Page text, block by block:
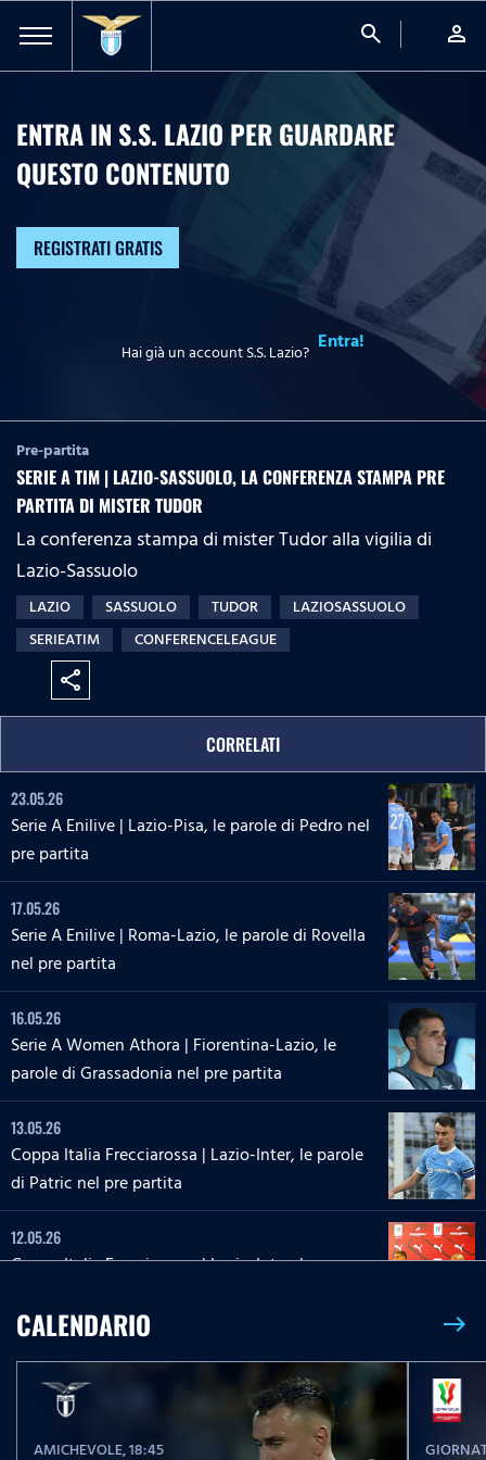
search person
ENTRA IN S.S. LAZIO PER GUARDARE
QUESTO CONTENUTO
REGISTRATI GRATIS
Hai già un account S.S. Lazio? Entra!
Pre-partita
SERIE A TIM | LAZIO-SASSUOLO, LA CONFERENZA STAMPA PRE
PARTITA DI MISTER TUDOR
La conferenza stampa di mister Tudor alla vigilia di
Lazio-Sassuolo
LAZIO SASSUOLO TUDOR
LAZIOSASSUOLO
SERIEATIM
CONFERENCELEAGUE
share
CORRELATI
23.05.26
Serie A Enilive | Lazio-Pisa, le parole di Pedro nel
pre partita
17.05.26
Serie A Enilive | Roma-Lazio, le parole di Rovella
nel pre partita
16.05.26
Serie A Women Athora | Fiorentina-Lazio, le
parole di Grassadonia nel pre partita
13.05.26
Coppa Italia Frecciarossa | Lazio-Inter, le parole
di Patric nel pre partita
12.05.26
Coppa Italia Frecciarossa | Lazio-Inter, la
Serie A Enilive | Lazio-Inter, le parole di Dele-
Bashiru nel pre partita
CALENDARIO east
AMICHEVOLE, 18:45